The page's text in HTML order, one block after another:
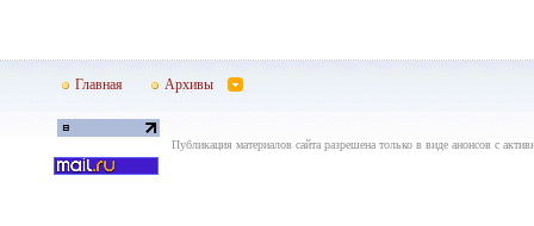
Главная Архивы
Публикация материалов сайта разрешена только в виде анонсов с